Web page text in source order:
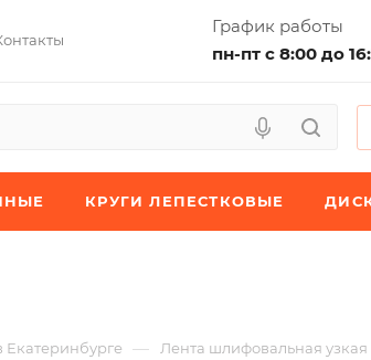
График работы
пн-пт с 8:00 до
КРУГИ ЛЕПЕСТКОВЫЕ
Екатеринбурге — Лента шлифовальная узкая